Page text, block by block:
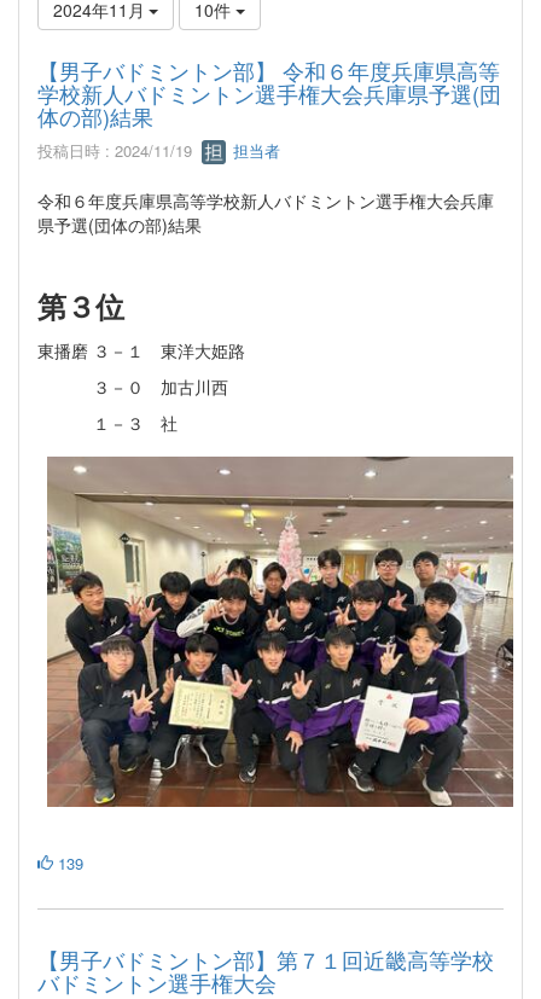
2024年11月 10件
【男子バドミントン部】 令和６年度兵庫県高等
学校新人バドミントン選手権大会兵庫県予選(団
体の部)結果
投稿日時 : 2024/11/19 担当者
令和６年度兵庫県高等学校新人バドミントン選手権大会兵庫
県予選(団体の部)結果
第３位
東播磨 ３－１ 東洋大姫路
３－０ 加古川西
１－３ 社
139
【男子バドミントン部】第７１回近畿高等学校
バドミントン選手権大会